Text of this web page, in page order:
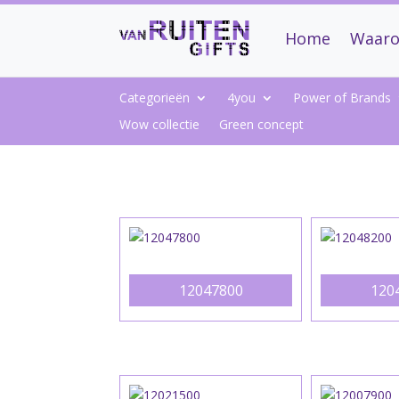
Home
Categorieën 4you
Power of Brands
Wow collectie
Green concept
12047800